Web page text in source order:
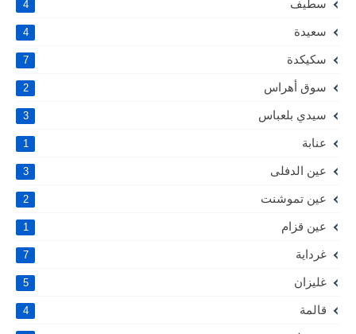
سطيف 4
سعيدة 4
سكيكدة 7
سوق أهراس 2
سيدي بلعباس 3
عنابة 1
عين الدفلى 3
عين تموشنت 2
عين قزام 1
غرداية 7
غليزان 5
قالمة 4